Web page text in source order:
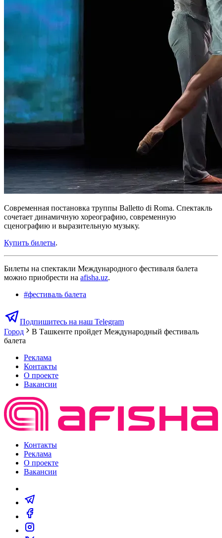
Современная постановка труппы Balletto di Roma. Спектакль
сочетает динамичную хореографию, современную
сценографию и выразительную музыку.
Купить билеты.
Билеты на спектакли Международного фестиваля балета
можно приобрести на afisha.uz.
#фестиваль балета
Подпишитесь на наш Telegram
Город
В Ташкенте пройдет Международный фестиваль
балета
Реклама
Контакты
О проекте
Вакансии
Контакты
Реклама
О проекте
Вакансии